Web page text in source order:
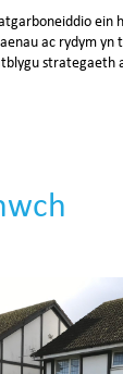
ein
ac rydym
strategaeth